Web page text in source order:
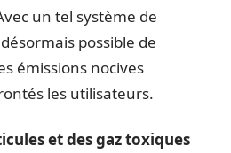
un tel système de
possible de
émissions nocives
les utilisateurs.
et des gaz toxiques